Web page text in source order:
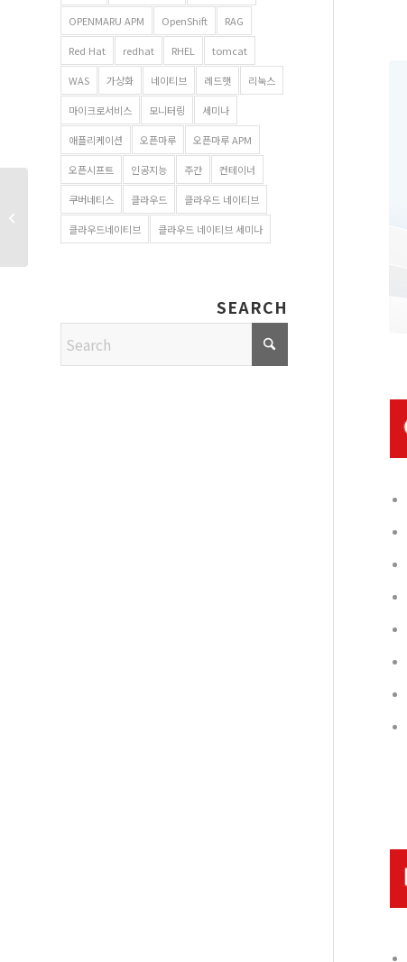
OPENMARU APM OpenShift RAG
Red Hat redhat RHEL tomcat
WAS 가상화 네이티브 레드햇 리눅스
마이크로서비스 모니터링 세미나
애플리케이션 오픈마루 오픈마루 APM
오픈시프트 인공지능 주간 컨테이너
쿠버네티스 클라우드 클라우드 네이티브
클라우드네이티브 클라우드 네이티브 세미나
SEARCH
레드햇 Container Day
세미나 – 컨테이너와 AI
솔루션 소�...